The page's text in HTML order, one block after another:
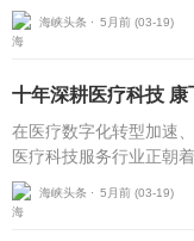
京）医疗科技有限公司
服务守护健康的初...
海峡头条 ⋅ 5月前 (03-19)
十年深耕医疗科技
在医疗数字化转型加速
医疗科技服务行业正朝
自2016年5月成立以来
技服务近十载，以...
海峡头条 ⋅ 5月前 (03-19)